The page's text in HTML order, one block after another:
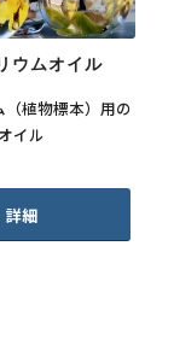
ウムオイル
植物標本）用の
オイル
詳細